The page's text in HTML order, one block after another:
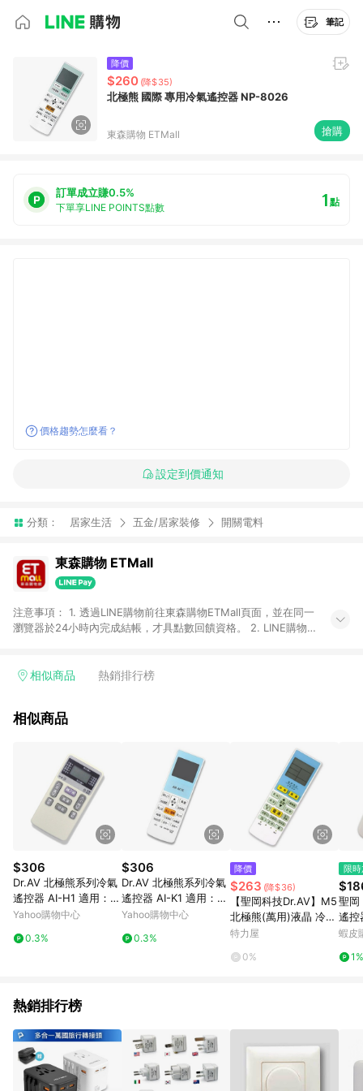
筆記
降價
$260 (降$35)
北極熊 國際 專用冷氣遙控器 NP-8026
東森購物 ETMall 搶購
訂單成立賺0.5%
下單享LINE POINTS點數 1點
價格趨勢怎麼看？
設定到價通知
分類： 居家生活 五金/居家裝修 開關電料
東森購物 ETMall
注意事項： 1. 透過LINE購物前往東森購物ETMall頁面，並在同一
瀏覽器於24小時內完成結帳，才具點數回饋資格。 2. LINE購物
單，皆不在點數回饋範圍內。 3. 如購買以下類別商品，將無法獲
球嚴選、商城、專案商品、「草莓網」全館商品。 4. 如取消訂
回饋。 5. 點數回饋會扣除所有折扣優惠後之最終發票金額計算，
實際回饋請依LINE購物通知為主。 6. 訂單如有使用東森購物
ETMall站內之折扣優惠(包含但不限於東森幣、樂透金、東森現金
券等)，不具點數回饋資格。詳細請依東森購物ETMall之結帳頁面
顯示為準。 7. LINE購物設有「單一商品最高回饋點數」機制(特
殊活動時開放「回饋無上限」)，以同一訂單中同一商品不論件數
計算，並依訂單成立時間當下LINE購物所設定的回饋機制為準。
8. LINE購物為購物資訊整合性平台，商品資料更新會有時間差，
如顯示之商品規格、顏色、價位、贈品與東森購物ETMall銷售網
頁不符，以銷售網頁標示為準。 9. 若有贈點爭議，請務必於訂單
日期+180天以內至LINE購物客服洽詢；若超過180天(含)以上進
行申訴，恕無法贈點回饋。 10. 部分點數紅包僅限指定商品使
用，或不適用於無回饋商品。各點數紅包之適用商品與使用條件
相似商品 熱銷排行榜
相似商品
$306
Dr.AV 北極熊系列冷氣
遙控器 AI-H1 適用：HI
TACHI日立
Yahoo購物中心
0.3%
$306
Dr.AV 北極熊系列冷氣
遙控器 AI-K1 適用：K
OLIN歌林
Yahoo購物中心
0.3%
降價
$263 (降$36)
【聖岡科技Dr.AV】M5
北極熊(萬用)液晶 冷氣
遙控器
特力屋
0%
限
聖岡
遙控
nic 適用 窗型 分離式
蝦皮
1%
熱銷排行榜